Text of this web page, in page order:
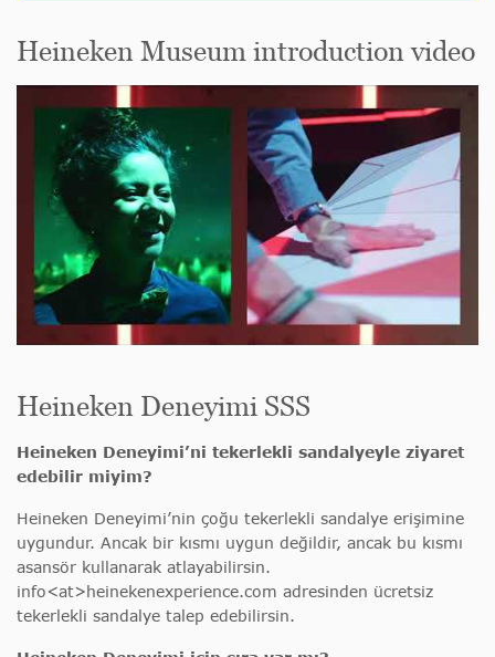
Heineken Museum introduction video
Heineken Deneyimi SSS
Heineken Deneyimi’ni tekerlekli sandalyeyle ziyaret
edebilir miyim?
Heineken Deneyimi’nin çoğu tekerlekli sandalye erişimine
uygundur. Ancak bir kısmı uygun değildir, ancak bu kısmı
asansör kullanarak atlayabilirsin.
info<at>heinekenexperience.com adresinden ücretsiz
tekerlekli sandalye talep edebilirsin.